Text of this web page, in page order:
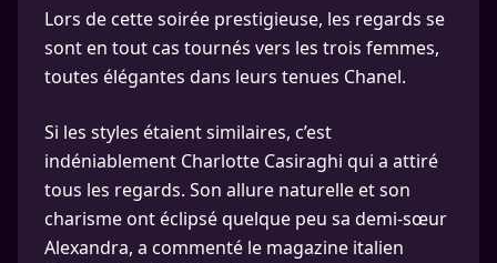
Lors de cette soirée prestigieuse, les regards se
sont en tout cas tournés vers les trois femmes,
toutes élégantes dans leurs tenues Chanel.
Si les styles étaient similaires, c’est
indéniablement Charlotte Casiraghi qui a attiré
tous les regards. Son allure naturelle et son
charisme ont éclipsé quelque peu sa demi-sœur
Alexandra, a commenté le magazine italien